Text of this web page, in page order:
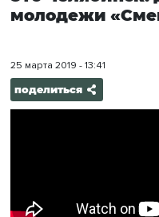
молодежи
25 марта 2019 - 13:41
поделиться